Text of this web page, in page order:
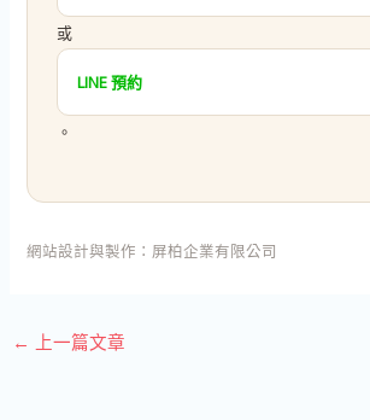
或
LINE 預約
。
網站設計與製作： 屏柏企業有限公司
← 上一篇文章